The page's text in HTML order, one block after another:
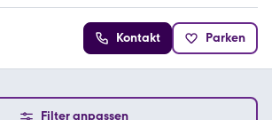
Kontakt Parken
Filter anpassen